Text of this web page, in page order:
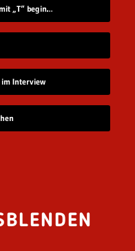
Nennen Sie ein Körperteil, das mit „T“ beginnt
im Interview